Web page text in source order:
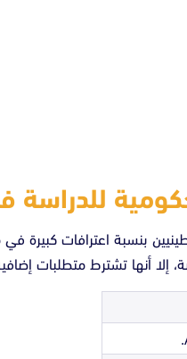
للدراسة
بنسبة اعترافات كبيرة
إلا أنها تشترط متطلبات